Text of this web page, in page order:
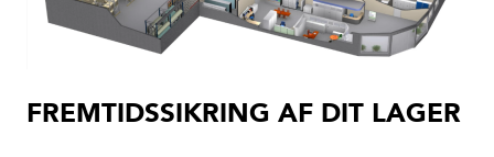
FREMTIDSSIKRING AF DIT LAGER